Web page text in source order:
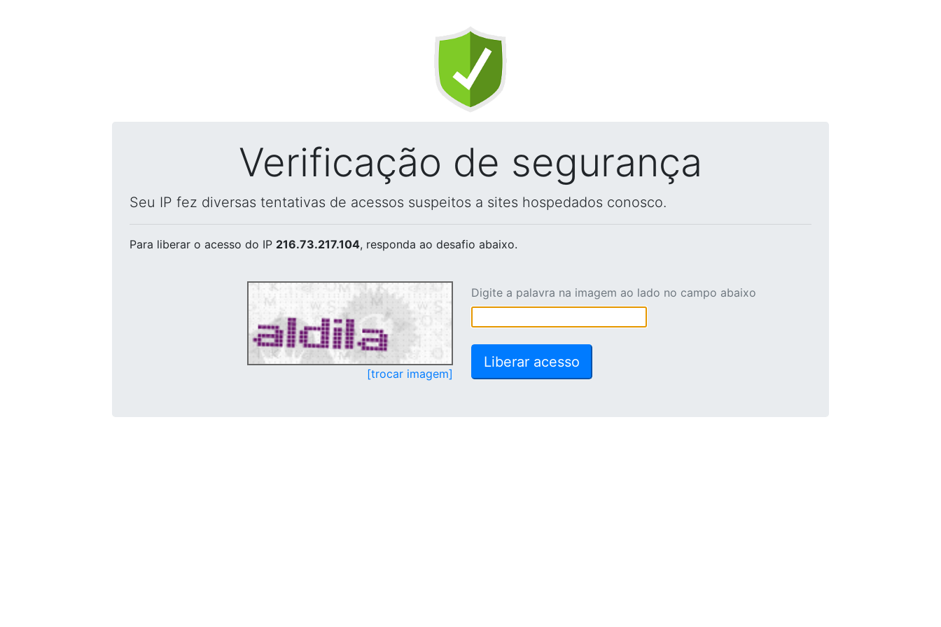
Verificação de segurança
Seu IP fez diversas tentativas de acessos suspeitos a sites hospedados conosco.
Para liberar o acesso do IP 216.73.217.104, responda ao desafio abaixo.
[trocar imagem]
Digite a palavra na imagem ao lado no campo abaixo